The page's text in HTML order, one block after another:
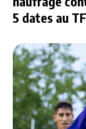
5 dates au